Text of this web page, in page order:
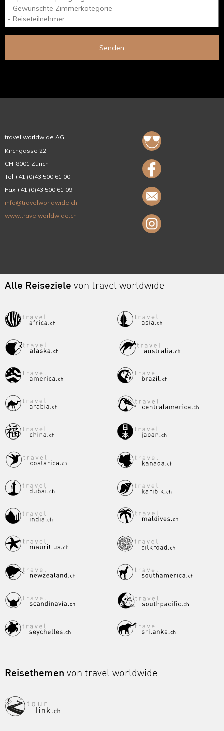
Senden
travel worldwide AG
Kirchgasse 22
CH-8001 Zürich
Tel +41 (0)43 500 61 00
Fax +41 (0)43 500 61 09
info@travelworldwide.ch
www.travelworldwide.ch
Alle Reiseziele von travel worldwide
Reisethemen von travel worldwide